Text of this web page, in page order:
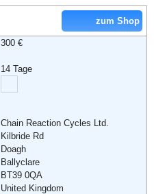
service@house-of-gerryweber.de
zum Shop
300 €
14 Tage
Chain Reaction Cycles Ltd.
Kilbride Rd
Doagh
Ballyclare
BT39 0QA
United Kingdom